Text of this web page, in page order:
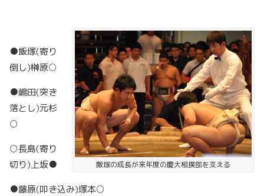
飯塚の成長が来年度の慶大相撲部を支える
●飯塚(寄り
倒し)榊原○
●嶋田(突き
落とし)元杉
○
○長島(寄り
切り)上坂●
●藤原(叩き込み)塚本○